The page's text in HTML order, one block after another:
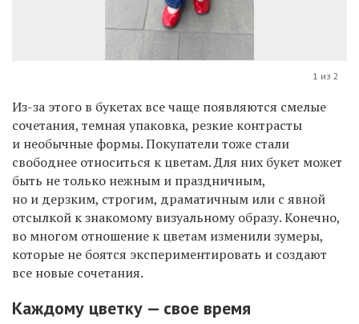
1 из 2
Из-за этого в букетах все чаще появляются смелые
сочетания, темная упаковка, резкие контрасты
и необычные формы. Покупатели тоже стали
свободнее относиться к цветам. Для них букет может
быть не только нежным и праздничным,
но и дерзким, строгим, драматичным или с явной
отсылкой к знакомому визуальному образу. Конечно,
во многом отношение к цветам изменили зумеры,
которые не боятся экспериментировать и создают
все новые сочетания.
Каждому цветку — свое время